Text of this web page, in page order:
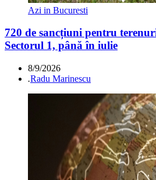
Azi in Bucuresti
720 de sancțiuni pentru
Sectorul 1, până în iulie
8/9/2026
.Radu Marinescu